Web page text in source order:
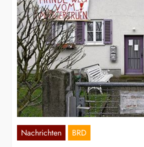
Nachrichten BRD